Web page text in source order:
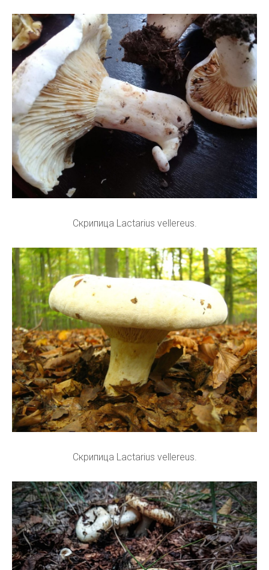
Скрипица Lactarius vellereus.
Скрипица Lactarius vellereus.